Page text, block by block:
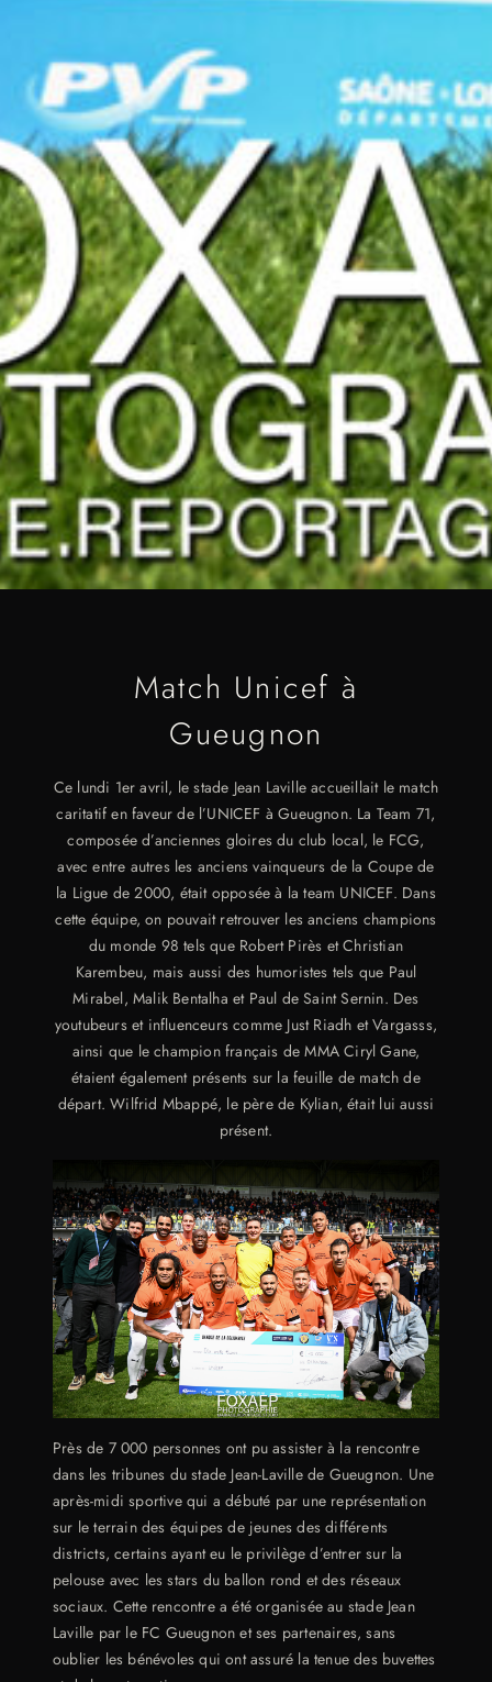
Match Unicef à
Gueugnon
Ce lundi 1er avril, le stade Jean Laville accueillait le match
caritatif en faveur de l’UNICEF à Gueugnon. La Team 71,
composée d’anciennes gloires du club local, le FCG,
avec entre autres les anciens vainqueurs de la Coupe de
la Ligue de 2000, était opposée à la team UNICEF. Dans
cette équipe, on pouvait retrouver les anciens champions
du monde 98 tels que Robert Pirès et Christian
Karembeu, mais aussi des humoristes tels que Paul
Mirabel, Malik Bentalha et Paul de Saint Sernin. Des
youtubeurs et influenceurs comme Just Riadh et Vargasss,
ainsi que le champion français de MMA Ciryl Gane,
étaient également présents sur la feuille de match de
départ. Wilfrid Mbappé, le père de Kylian, était lui aussi
présent.
Près de 7 000 personnes ont pu assister à la rencontre
dans les tribunes du stade Jean-Laville de Gueugnon. Une
après-midi sportive qui a débuté par une représentation
sur le terrain des équipes de jeunes des différents
districts, certains ayant eu le privilège d’entrer sur la
pelouse avec les stars du ballon rond et des réseaux
sociaux. Cette rencontre a été organisée au stade Jean
Laville par le FC Gueugnon et ses partenaires, sans
oublier les bénévoles qui ont assuré la tenue des buvettes